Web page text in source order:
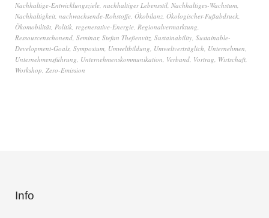
Nachhaltige-Entwicklungsziele, nachhaltiger Lebensstil, Nachhaltiges-Wachstum,
Nachhaltigkeit, nachwachsende-Rohstoffe, Ökobilanz, Ökologischer-Fußabdruck,
Ökomobilität, Politik, regenerative-Energie, Regionalvermarktung,
Ressourcenschonend, Seminar, Stefan Theßenvitz, Sustainability, Sustainable-
Development-Goals, Symposium, Umweltbildung, Umweltverträglich, Unternehmen,
Unternehmensführung, Unternehmenskommunikation, Verband, Vortrag, Wirtschaft,
Workshop, Zero-Emission
Info